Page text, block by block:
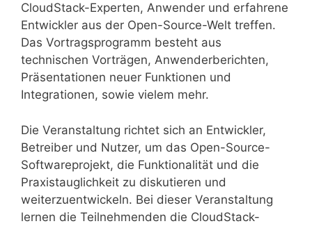
CloudStack-Experten, Anwender und erfahrene
Entwickler aus der Open-Source-Welt treffen.
Das Vortragsprogramm besteht aus
technischen Vorträgen, Anwenderberichten,
Präsentationen neuer Funktionen und
Integrationen, sowie vielem mehr.
Die Veranstaltung richtet sich an Entwickler,
Betreiber und Nutzer, um das Open-Source-
Softwareprojekt, die Funktionalität und die
Praxistauglichkeit zu diskutieren und
weiterzuentwickeln. Bei dieser Veranstaltung
lernen die Teilnehmenden die CloudStack-